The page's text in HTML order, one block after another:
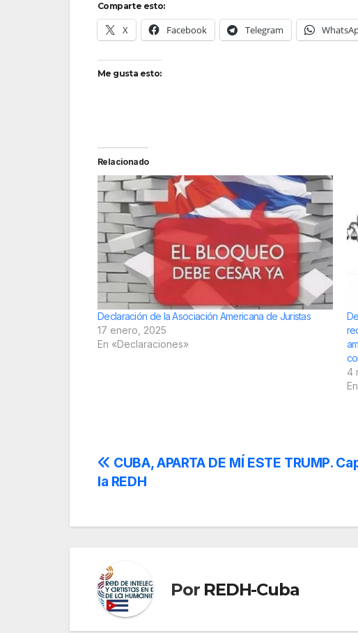
Comparte esto:
X Facebook Telegram
Me gusta esto:
Relacionado
Declaración de la Asociación Americana de Juristas
17 enero, 2025
En «Declaraciones»
4
Navegación
entradas
CUBA, APARTA DE MÍ ESTE TRUMP.
la REDH
Por REDH-Cuba